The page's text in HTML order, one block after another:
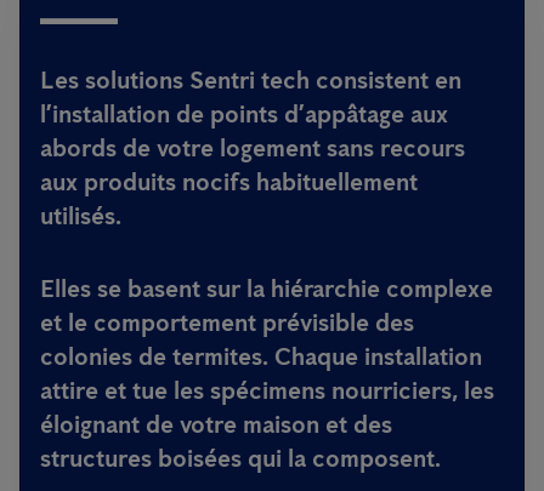
Les solutions Sentri tech consistent en
l’installation de points d’appâtage aux
abords de votre logement sans recours
aux produits nocifs habituellement
utilisés.
Elles se basent sur la hiérarchie complexe
et le comportement prévisible des
colonies de termites. Chaque installation
attire et tue les spécimens nourriciers, les
éloignant de votre maison et des
structures boisées qui la composent.